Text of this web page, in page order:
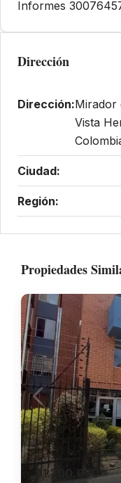
Informes
Dirección
Dirección:Mirador
Vista
Ciudad:
Región:
Propiedades
$1.200.000